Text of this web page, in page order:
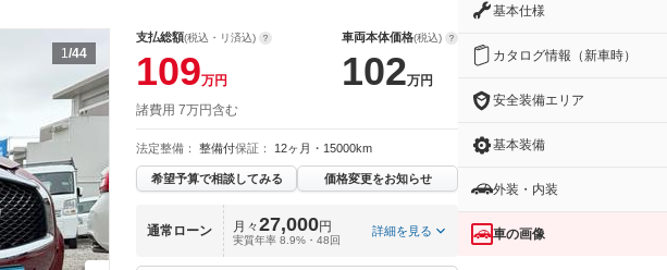
1/44
支払総額(税込・リ済込)
109万円
車両本体価格(税込)
102万円
諸費用 7万円含む
法定整備： 整備付保証： 12ヶ月・15000km
希望予算で相談してみる 価格変更をお知らせ
通常ローン 月々27,000円
実質年率 8.9%・48回
詳細を見る
基本仕様
カタログ情報（新車時）
安全装備エリア
基本装備
外装・内装
車の画像